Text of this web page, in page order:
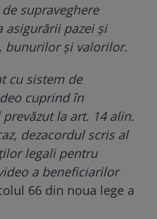
supraveghere
asigurării pazei și
bunurilor și valorilor.
cu sistem de
cuprind în
la art. 14 alin.
dezacordul scris al
legali pentru
a beneficiarilor
66 din noua lege a